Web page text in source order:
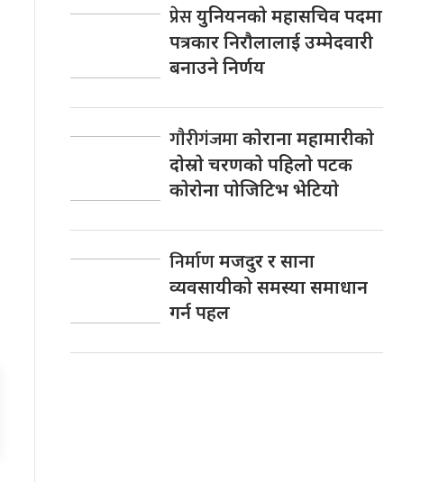
प्रेसयुनियनकाे महासचिव पदमा
पत्रकार निराैलालाई उम्मेदवारी
बनाउने निर्णय
गाैरीगंजमाकाेराना महामारीकाे
दाेस्राे चरणकाे पहिलाे पटक
काेराेना पाेजिटिभ भेटियाे
निर्माणमजदुर र साना
व्यवसायीको समस्या समाधान
गर्न पहल